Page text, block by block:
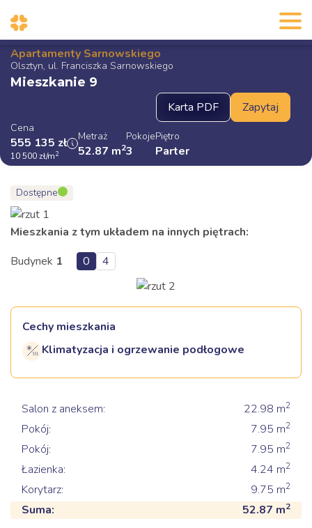
Apartamenty Sarnowskiego
Olsztyn, ul. Franciszka Sarnowskiego
Mieszkanie 9
Cena
555 135 zł
10 500zł/m2
Metraż
52.87 m2
Pokoje
3
Piętro
Parter
Dostępne
Mieszkania z tym układem na innych piętrach:
Budynek 1 0 4
Cechy mieszkania
Klimatyzacja i ogrzewanie podłogowe
Salon z aneksem: 22.98 m2
Pokój: 7.95 m2
Pokój: 7.95 m2
Łazienka: 4.24 m2
Korytarz: 9.75 m2
Suma: 52.87 m2